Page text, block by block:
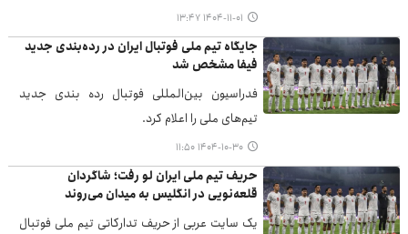
۱۴۰۴-۱۱-۰۱ ۱۳:۴۷
جایگاه تیم ملی فوتبال ایران در رده‌بندی جدید
فیفا مشخص شد
فدراسیون بین‌المللی فوتبال رده بندی جدید
تیم‌های ملی را اعلام کرد.
۱۴۰۴-۱۰-۳۰ ۱۱:۵۰
حریف تیم ملی ایران لو رفت؛ شاگردان
قلعه‌نویی در انگلیس به میدان می‌روند
یک سایت عربی از حریف تدارکاتی تیم ملی فوتبال